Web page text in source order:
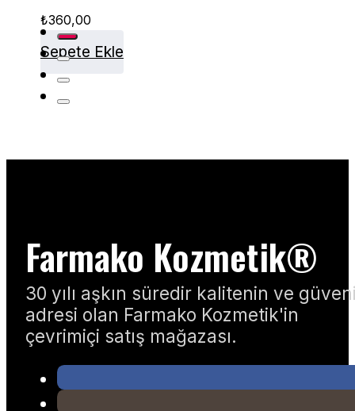
₺360,00
Sepete Ekle
Farmako Kozmetik®
30 yılı aşkın süredir kalitenin ve
adresi olan Farmako Kozmetik'in
çevrimiçi satış mağazası.